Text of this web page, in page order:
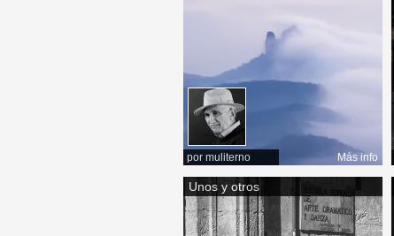
por muliterno Más info
Unos y otros